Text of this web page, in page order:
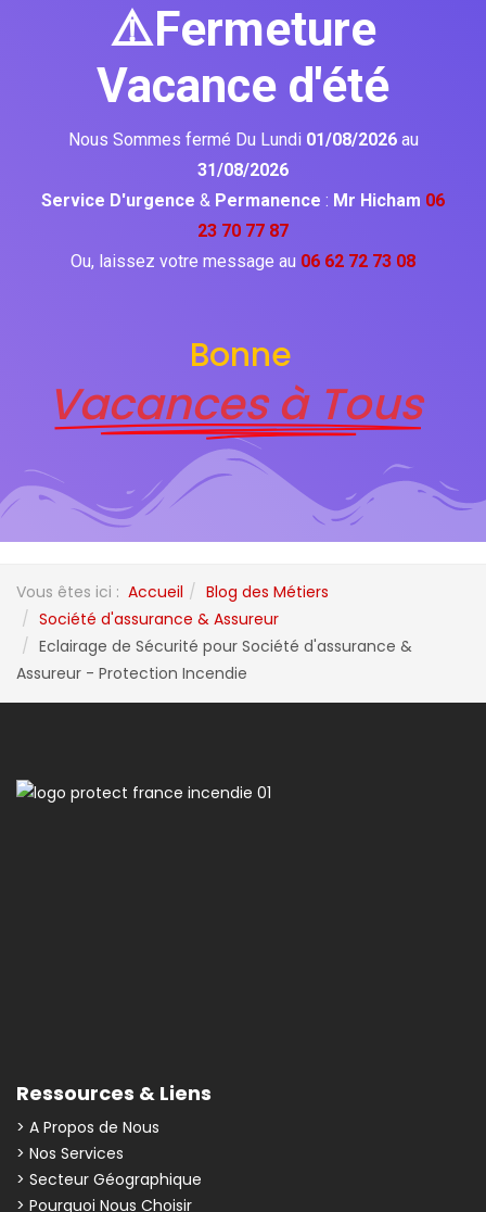
⚠️Fermeture
Vacance d'été
Nous Sommes fermé Du Lundi 01/08/2026 au
31/08/2026
Service D'urgence & Permanence : Mr Hicham 06
23 70 77 87
Ou, laissez votre message au 06 62 72 73 08
Bonne
Vacances à Tous
Vous êtes ici : Accueil
Blog des Métiers
Société d'assurance & Assureur
Eclairage de Sécurité pour Société d'assurance &
Assureur - Protection Incendie
Ressources & Liens
> A Propos de Nous
> Nos Services
> Secteur Géographique
> Pourquoi Nous Choisir